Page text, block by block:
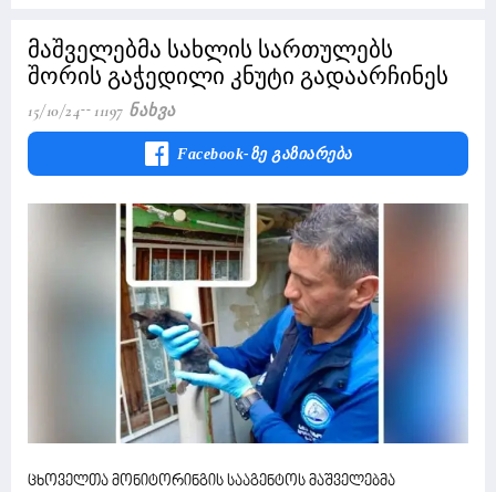
მაშველებმა სახლის სართულებს
შორის გაჭედილი კნუტი გადაარჩინეს
15/10/24 11197 Ნახვა
Facebook-Ზე Გაზიარება
ცხოველთა მონიტორინგის სააგენტოს მაშველებმა